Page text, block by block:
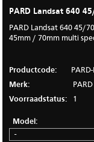
PARD Landsat 640
PARD Landsat 640 45/
45mm / 70mm multi
Productcode:
Merk:
PARD
Voorraadstatus:
1
Model: